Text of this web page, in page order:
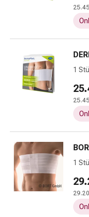
kleber
&
Ohren
Grippe
&
Erkältung
Grippe-
1
1